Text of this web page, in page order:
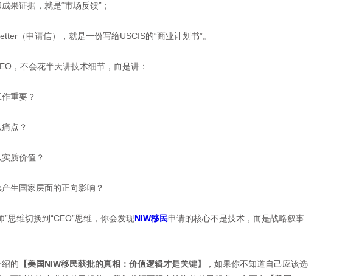
证据，就是“市场反馈”；
申请信），就是一份写给USCIS的“商业计划书”。
不会花半天讲技术细节，而是讲：
重要？
点？
质价值？
国家层面的正向影响？
维切换到“CEO”思维，你会发现NIW移民申请的核心不是技术，而是战略叙事
的 【美国NIW移民获批的真相：价值逻辑才是关键】
，如果你不知道自己应该选